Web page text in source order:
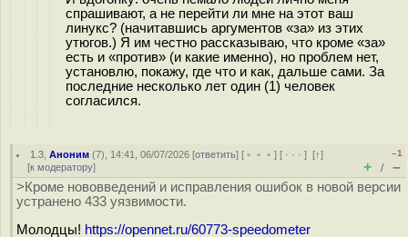
спрашивают, а не перейти ли мне на этот ваш
линукс? (начитавшись аргументов «за» из этих
утюгов.) Я им честно рассказываю, что кроме «за»
есть и «против» (и какие именно), но проблем нет,
установлю, покажу, где что и как, дальше сами. За
последние несколько лет один (1) человек
согласился.
1.3 ,Аноним (7), 14:41, 06/07/2026 [ответить] [ ﹢﹢﹢] [ · · ·][↑]
[к модератору]
–1
+ / –
>Кроме нововведений и исправления ошибок в новой версии
устранено 433 уязвимости.
Молодцы! https://opennet.ru/60773-speedometer